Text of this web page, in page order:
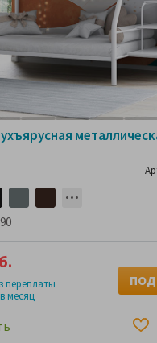
переплаты
в месяц